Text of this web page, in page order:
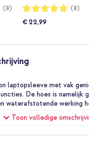
(8)
Donkergroen
Waardering:
98%
(8)
€ 22,99
Toon volledige
laptopsleeve met vak
De hoes is namelijk
waterafstotende werking
een vak met ritssluiting
zoals je muis en oplader in